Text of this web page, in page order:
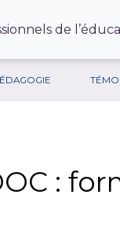
de
: